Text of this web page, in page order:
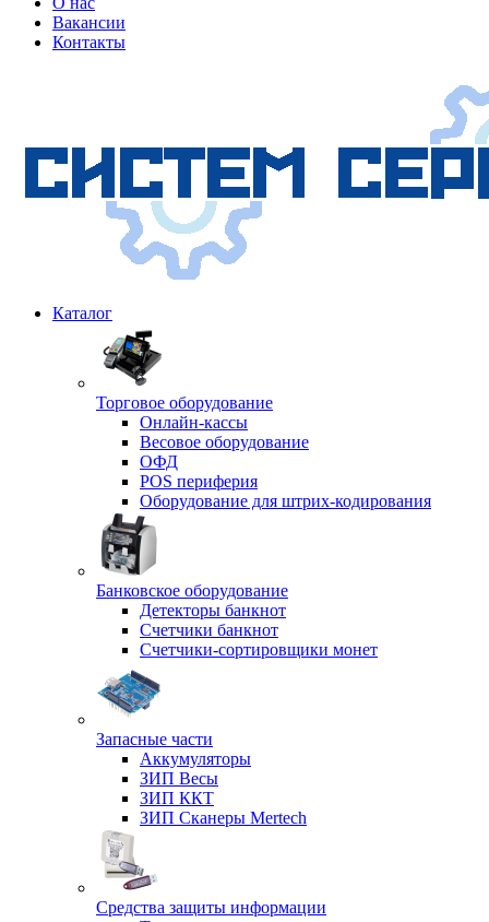
Вакансии
Контакты
Каталог
Торговое оборудование
Онлайн-кассы
Весовое оборудование
ОФД
POS периферия
Оборудование для штрих-кодирования
Банковское оборудование
Детекторы банкнот
Счетчики банкнот
Счетчики-сортировщики монет
Запасные части
Аккумуляторы
ЗИП Весы
ЗИП ККТ
ЗИП Сканеры Mertech
Средства защиты информации